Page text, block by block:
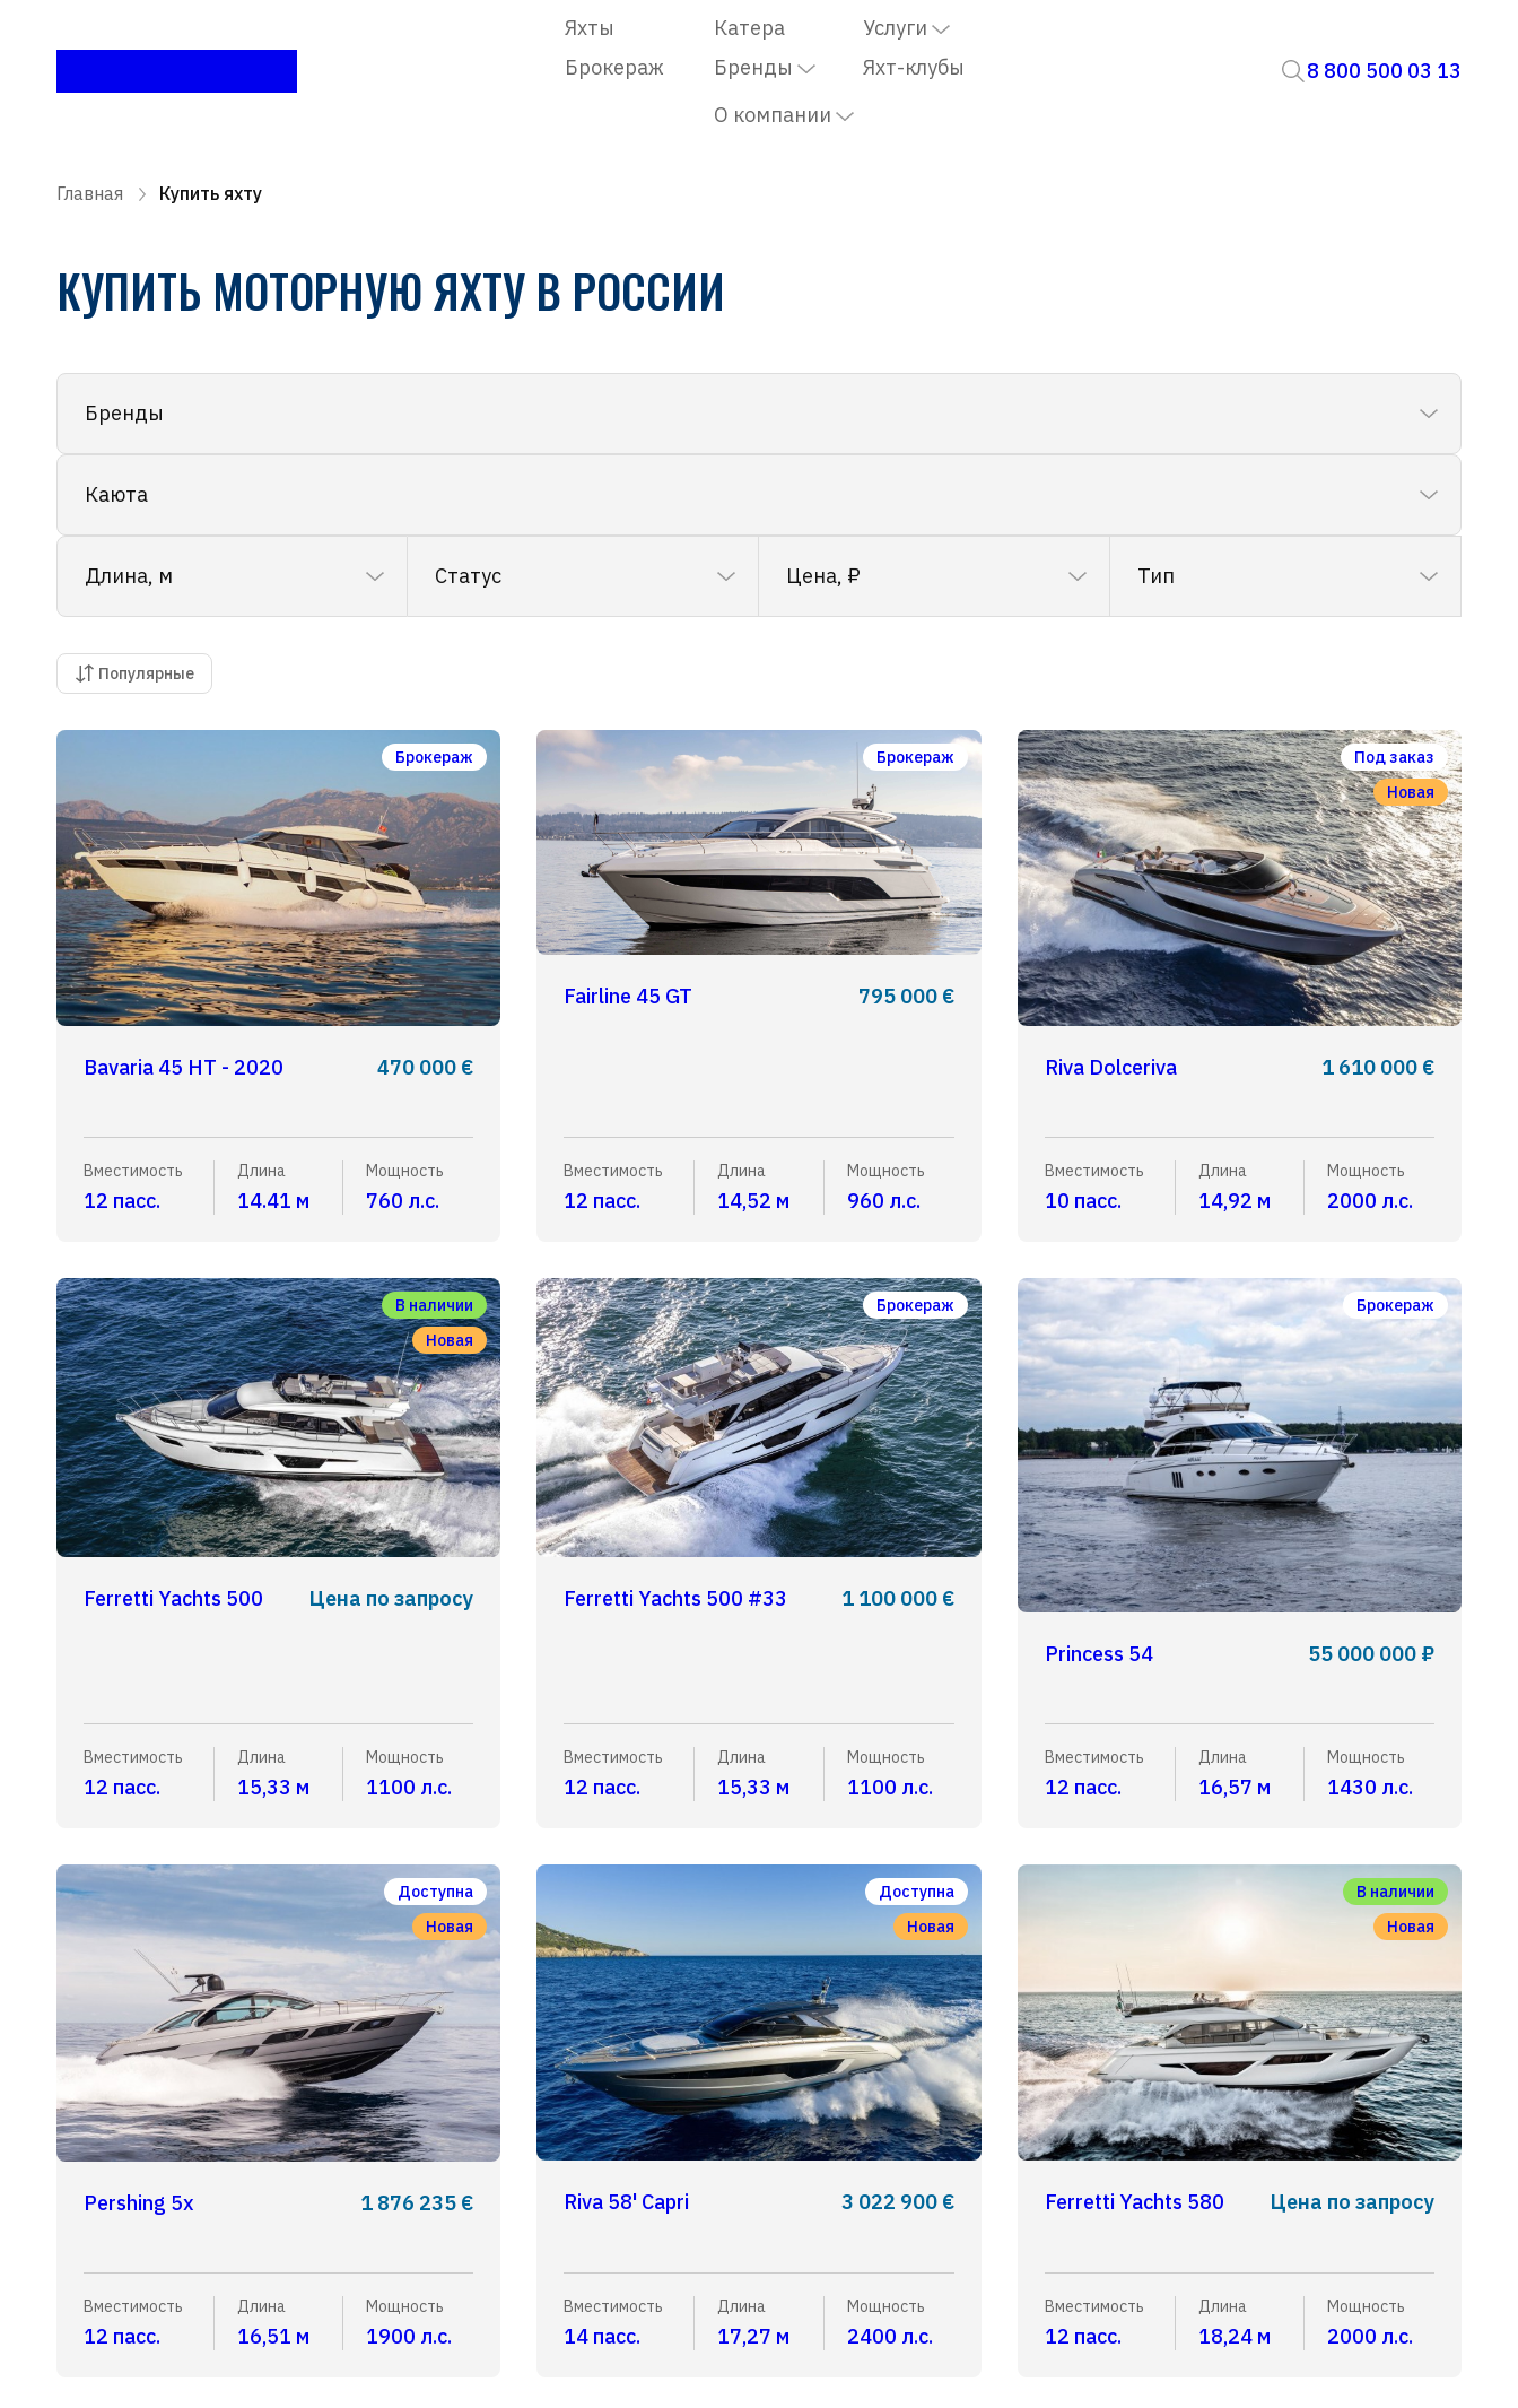
Яхты
Катера
Брокераж
Бренды
Услуги
Яхт-клубы
О компании
8 800 500 03 13
Главная Купить яхту
КУПИТЬ МОТОРНУЮ ЯХТУ В РОССИИ
Бренды
Каюта
Длина, м Статус Цена, ₽ Тип
Популярные
Брокераж
Bavaria 45 HT - 2020 470 000 €
Вместимость
12 пасс.
Длина
14.41 м
Мощность
760 л.с.
Брокераж
Fairline 45 GT 795 000 €
Вместимость
12 пасс.
Длина
14,52 м
Мощность
960 л.с.
Под заказ
Новая
Riva Dolceriva 1 610 000 €
Вместимость
10 пасс.
Длина
14,92 м
Мощность
2000 л.с.
В наличии
Новая
Ferretti Yachts 500 Цена по запросу
Вместимость
12 пасс.
Длина
15,33 м
Мощность
1100 л.с.
Брокераж
Ferretti Yachts 500 #33 1 100 000 €
Вместимость
12 пасс.
Длина
15,33 м
Мощность
1100 л.с.
Брокераж
Princess 54 55 000 000 ₽
Вместимость
12 пасс.
Длина
16,57 м
Мощность
1430 л.с.
Доступна
Новая
Pershing 5x 1 876 235 €
Вместимость
12 пасс.
Длина
16,51 м
Мощность
1900 л.с.
Доступна
Новая
Riva 58' Capri 3 022 900 €
Вместимость
14 пасс.
Длина
17,27 м
Мощность
2400 л.с.
В наличии
Новая
Ferretti Yachts 580 Цена по запросу
Вместимость
12 пасс.
Длина
18,24 м
Мощность
2000 л.с.